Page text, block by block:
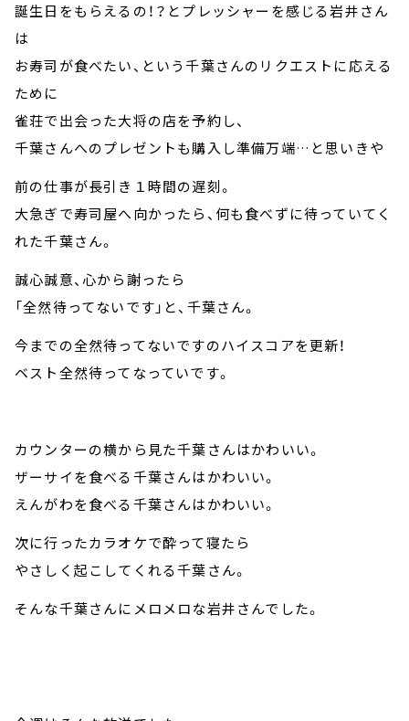
誕生日をもらえるの！？とプレッシャーを感じる岩井さん
は
お寿司が食べたい、という千葉さんのリクエストに応える
ために
雀荘で出会った大将の店を予約し、
千葉さんへのプレゼントも購入し準備万端…と思いきや
前の仕事が長引き１時間の遅刻。
大急ぎで寿司屋へ向かったら、何も食べずに待っていてく
れた千葉さん。
誠心誠意、心から謝ったら
「全然待ってないです」と、千葉さん。
今までの全然待ってないですのハイスコアを更新！
ベスト全然待ってなっていです。
カウンターの横から見た千葉さんはかわいい。
ザーサイを食べる千葉さんはかわいい。
えんがわを食べる千葉さんはかわいい。
次に行ったカラオケで酔って寝たら
やさしく起こしてくれる千葉さん。
そんな千葉さんにメロメロな岩井さんでした。